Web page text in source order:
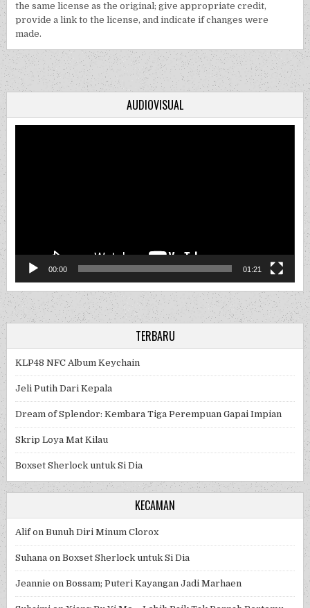
the same license as the original; give appropriate credit,
provide a link to the license, and indicate if changes were
made.
AUDIOVISUAL
00:00 01:21
TERBARU
KLP48 NFC Album Keychain
Jeli Putih Dari Kepala
Dream of Splendor: Kembara Tiga Perempuan Gapai Impian
Skrip Loya Mat Kilau
Boxset Sherlock untuk Si Dia
KECAMAN
AlifonBunuh Diri Minum Clorox
Suhana onBoxset Sherlock untuk Si Dia
Jeannie onBossam; Puteri Kayangan Jadi Marhaen